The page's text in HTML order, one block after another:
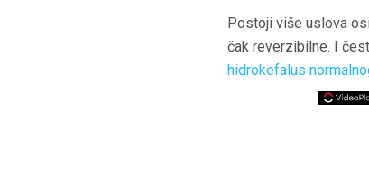
Postoji više uslova
čak reverzibilne. I
hidrokefalus